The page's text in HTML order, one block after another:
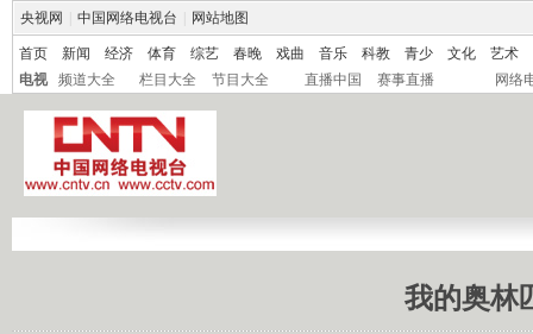
央视网 中国网络电视台 网站地图
首页 新闻 经济 体育 综艺 春晚 戏曲 音乐 科教 青少 文化
艺术
电视
频道大全 栏目大全 节目大全 直播中国 赛事直播 网络
我的奥林